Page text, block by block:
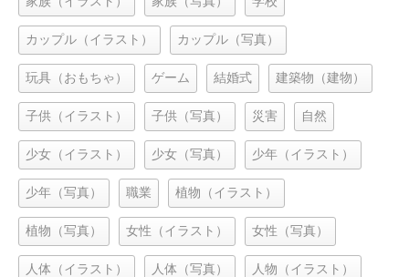
カップル（イラスト） カップル（写真）
玩具（おもちゃ） ゲーム 結婚式 建築物（建物）
子供（イラスト） 子供（写真） 災害 自然
少女（イラスト） 少女（写真） 少年（イラスト）
少年（写真） 職業 植物（イラスト）
植物（写真） 女性（イラスト） 女性（写真）
人体（イラスト） 人体（写真） 人物（イラスト）